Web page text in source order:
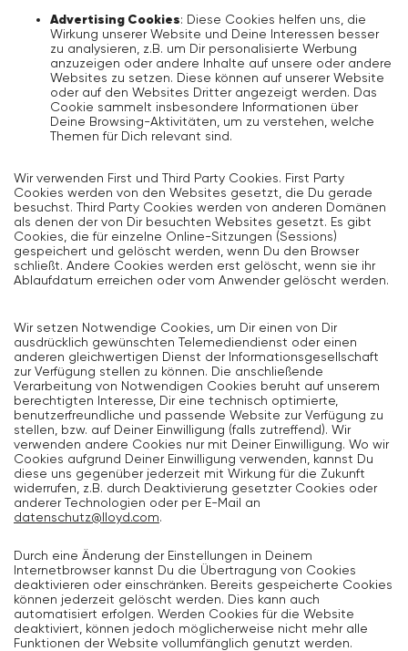
Advertising Cookies: Diese Cookies helfen uns, die
Wirkung unserer Website und Deine Interessen besser
zu analysieren, z.B. um Dir personalisierte Werbung
anzuzeigen oder andere Inhalte auf unsere oder andere
Websites zu setzen. Diese können auf unserer Website
oder auf den Websites Dritter angezeigt werden. Das
Cookie sammelt insbesondere Informationen über
Deine Browsing-Aktivitäten, um zu verstehen, welche
Themen für Dich relevant sind.
Wir verwenden First und Third Party Cookies. First Party
Cookies werden von den Websites gesetzt, die Du gerade
besuchst. Third Party Cookies werden von anderen Domänen
als denen der von Dir besuchten Websites gesetzt. Es gibt
Cookies, die für einzelne Online-Sitzungen (Sessions)
gespeichert und gelöscht werden, wenn Du den Browser
schließt. Andere Cookies werden erst gelöscht, wenn sie ihr
Ablaufdatum erreichen oder vom Anwender gelöscht werden.
Wir setzen Notwendige Cookies, um Dir einen von Dir
ausdrücklich gewünschten Telemediendienst oder einen
anderen gleichwertigen Dienst der Informationsgesellschaft
zur Verfügung stellen zu können. Die anschließende
Verarbeitung von Notwendigen Cookies beruht auf unserem
berechtigten Interesse, Dir eine technisch optimierte,
benutzerfreundliche und passende Website zur Verfügung zu
stellen, bzw. auf Deiner Einwilligung (falls zutreffend). Wir
verwenden andere Cookies nur mit Deiner Einwilligung. Wo wir
Cookies aufgrund Deiner Einwilligung verwenden, kannst Du
diese uns gegenüber jederzeit mit Wirkung für die Zukunft
widerrufen, z.B. durch Deaktivierung gesetzter Cookies oder
anderer Technologien oder per E-Mail an
datenschutz@lloyd.com.
Durch eine Änderung der Einstellungen in Deinem
Internetbrowser kannst Du die Übertragung von Cookies
deaktivieren oder einschränken. Bereits gespeicherte Cookies
können jederzeit gelöscht werden. Dies kann auch
automatisiert erfolgen. Werden Cookies für die Website
deaktiviert, können jedoch möglicherweise nicht mehr alle
Funktionen der Website vollumfänglich genutzt werden.